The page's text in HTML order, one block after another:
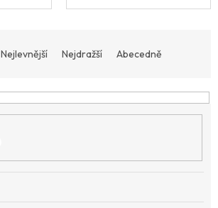
Nejlevnější Nejdražší Abecedně